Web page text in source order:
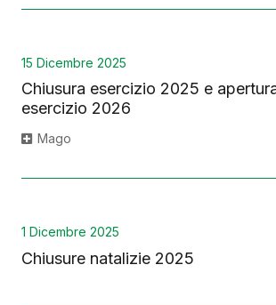
15 Dicembre 2025
Chiusura esercizio 2025 e
esercizio 2026
Mago
1 Dicembre 2025
Chiusure natalizie 2025